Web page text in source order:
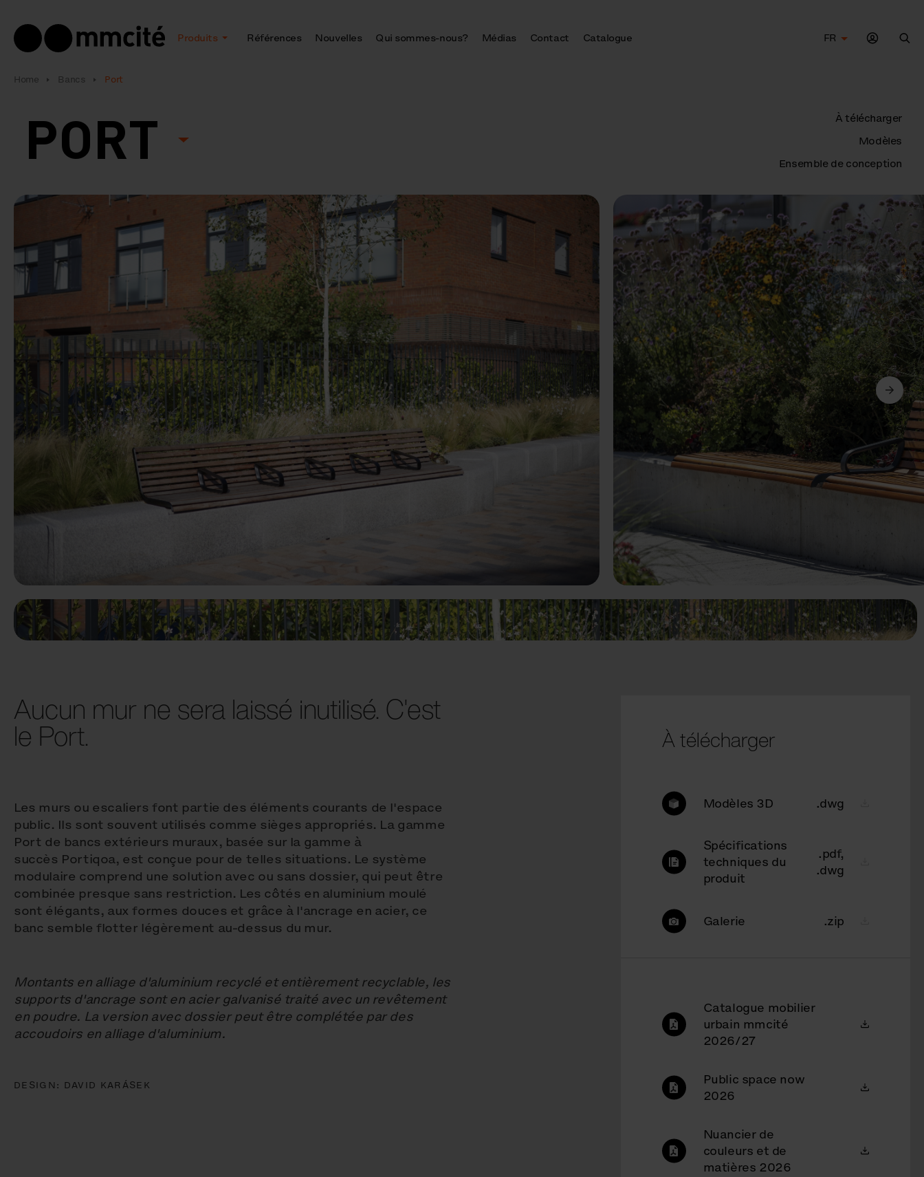
Produits Références Nouvelles Qui sommes-nous? Médias Contact Catalogue
FR
Home Bancs Port
PORT
À télécharger
Modèles
Ensemble de conception
Précédent Suivant
Aucun mur ne sera laissé inutilisé. C'est
le Port.
Les murs ou escaliers font partie des éléments courants de l'espace
public. Ils sont souvent utilisés comme sièges appropriés. La gamme
Port de bancs extérieurs muraux, basée sur la gamme à
succès Portiqoa, est conçue pour de telles situations. Le système
modulaire comprend une solution avec ou sans dossier, qui peut être
combinée presque sans restriction. Les côtés en aluminium moulé
sont élégants, aux formes douces et grâce à l'ancrage en acier, ce
banc semble flotter légèrement au-dessus du mur.
Montants en alliage d'aluminium recyclé et entièrement recyclable, les
supports d'ancrage sont en acier galvanisé traité avec un revêtement
en poudre. La version avec dossier peut être complétée par des
accoudoirs en alliage d'aluminium.
DESIGN: DAVID KARÁSEK
À télécharger
Modèles 3D .dwg
Spécifications
techniques du
produit
.pdf,
.dwg
Galerie .zip
Catalogue mobilier
urbain mmcité
2026/27
Public space now
2026
Nuancier de
couleurs et de
matières 2026